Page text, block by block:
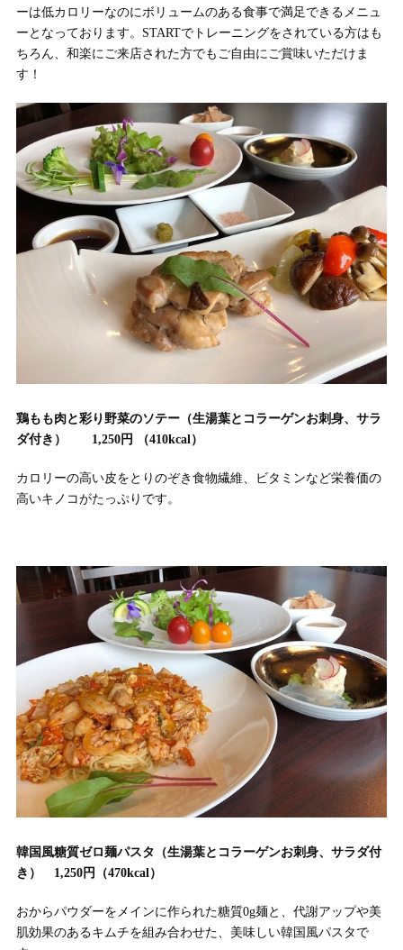
ーは低カロリーなのにボリュームのある食事で満足できるメニュ
ーとなっております。STARTでトレーニングをされている方はも
ちろん、和楽にご来店された方でもご自由にご賞味いただけま
す！
鶏もも肉と彩り野菜のソテー（生湯葉とコラーゲンお刺身、サラ
ダ付き） 1,250円 （410kcal）
カロリーの高い皮をとりのぞき食物繊維、ビタミンなど栄養価の
高いキノコがたっぷりです。
韓国風糖質ゼロ麺パスタ（生湯葉とコラーゲンお刺身、サラダ付
き） 1,250円（470kcal）
おからパウダーをメインに作られた糖質0g麺と、代謝アップや美
肌効果のあるキムチを組み合わせた、美味しい韓国風パスタで